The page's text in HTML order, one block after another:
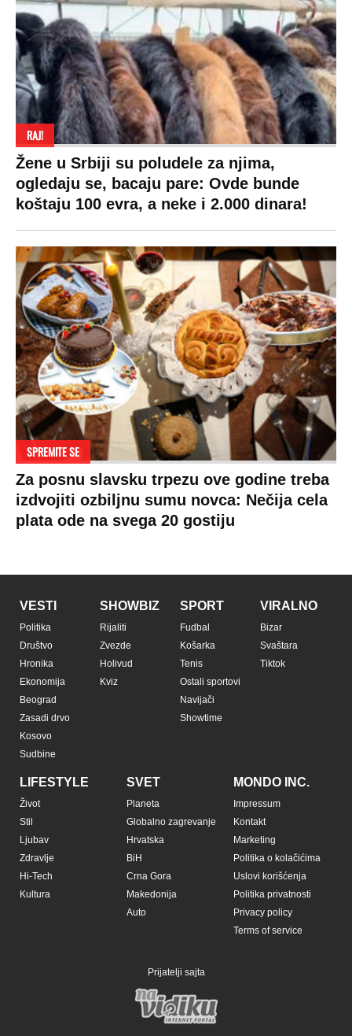
RAJ!
Žene u Srbiji su poludele za njima,
ogledaju se, bacaju pare: Ovde bunde
koštaju 100 evra, a neke i 2.000 dinara!
SPREMITE SE
Za posnu slavsku trpezu ove godine treba
izdvojiti ozbiljnu sumu novca: Nečija cela
plata ode na svega 20 gostiju
VESTI
Politika
Društvo
Hronika
Ekonomija
Beograd
Zasadi drvo
Kosovo
Sudbine
SHOWBIZ
Rijaliti
Zvezde
Holivud
Kviz
SPORT
Fudbal
Košarka
Tenis
Ostali sportovi
Navijači
Showtime
VIRALNO
Bizar
Svaštara
Tiktok
LIFESTYLE
Život
Stil
Ljubav
Zdravlje
Hi-Tech
Kultura
SVET
Planeta
Globalno zagrevanje
Hrvatska
BiH
Crna Gora
Makedonija
Auto
MONDO INC.
Impressum
Kontakt
Marketing
Politika o kolačićima
Uslovi korišćenja
Politika privatnosti
Privacy policy
Terms of service
Prijatelji sajta